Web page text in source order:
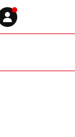
Iniciar
sesión